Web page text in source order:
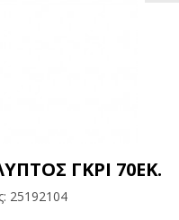
ΓΚΡΙ 70ΕΚ.
25192104